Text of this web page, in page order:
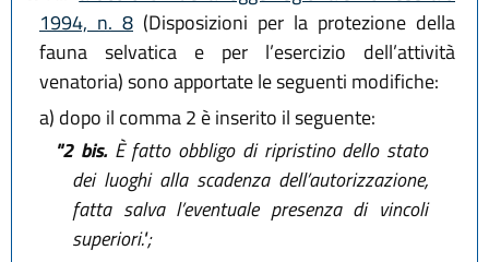
1994, n. 8 (Disposizioni per la protezione della
fauna selvatica e per l’esercizio dell’attività
venatoria) sono apportate le seguenti modifiche:
a) dopo il comma 2 è inserito il seguente:
"2 bis.È fatto obbligo di ripristino dello stato
dei luoghi alla scadenza dell’autorizzazione,
fatta salva l’eventuale presenza di vincoli
superiori.";